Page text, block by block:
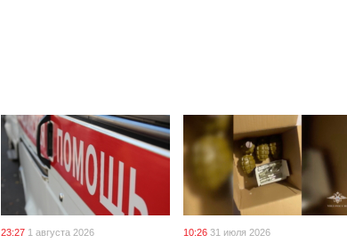
23:27 1 августа 2026 10:26 31 июля 2026